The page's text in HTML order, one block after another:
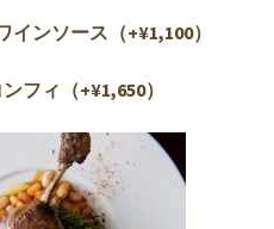
ンソース（+¥1,100）
フィ（+¥1,650）